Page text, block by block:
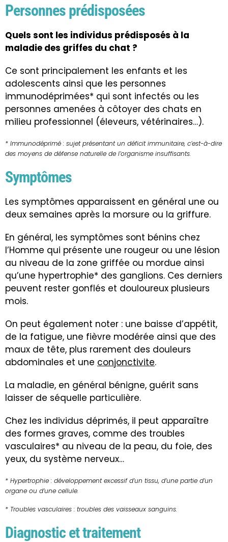
Personnes prédisposées
Quels sont les individus prédisposés à la
maladie des griffes du chat ?
Ce sont principalement les enfants et les
adolescents ainsi que les personnes
immunodéprimées* qui sont infectés ou les
personnes amenées à côtoyer des chats en
milieu professionnel (éleveurs, vétérinaires…).
* Immunodéprimé : sujet présentant un déficit immunitaire, c’est-à-dire
des moyens de défense naturelle de l’organisme insuffisants.
Symptômes
Les symptômes apparaissent en général une ou
deux semaines après la morsure ou la griffure.
En général, les symptômes sont bénins chez
l’Homme qui présente une rougeur ou une lésion
au niveau de la zone griffée ou mordue ainsi
qu’une hypertrophie* des ganglions. Ces derniers
peuvent rester gonflés et douloureux plusieurs
mois.
On peut également noter : une baisse d’appétit,
de la fatigue, une fièvre modérée ainsi que des
maux de tête, plus rarement des douleurs
abdominales et une conjonctivite.
La maladie, en général bénigne, guérit sans
laisser de séquelle particulière.
Chez les individus déprimés, il peut apparaître
des formes graves, comme des troubles
vasculaires* au niveau de la peau, du foie, des
yeux, du système nerveux…
* Hypertrophie : développement excessif d’un tissu, d’une partie d’un
organe ou d’une cellule.
* Troubles vasculaires : troubles des vaisseaux sanguins.
Diagnostic et traitement